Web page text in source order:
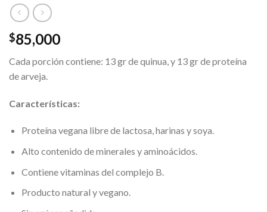
$85,000
Cada porción contiene: 13 gr de quinua, y 13 gr de proteína
de arveja.
Características:
Proteína vegana libre de lactosa, harinas y soya.
Alto contenido de minerales y aminoácidos.
Contiene vitaminas del complejo B.
Producto natural y vegano.